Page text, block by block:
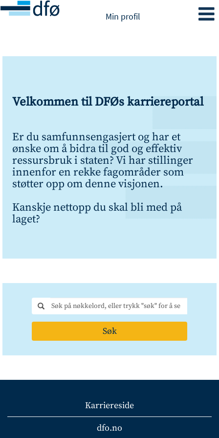
Min profil
Velkommen til DFØs karriereportal
Er du samfunnsengasjert og har et
ønske om å bidra til god og effektiv
ressursbruk i staten? Vi har stillinger
innenfor en rekke fagområder som
støtter opp om denne visjonen.
Kanskje nettopp du skal bli med på
laget?
Søk
Karriereside
dfo.no